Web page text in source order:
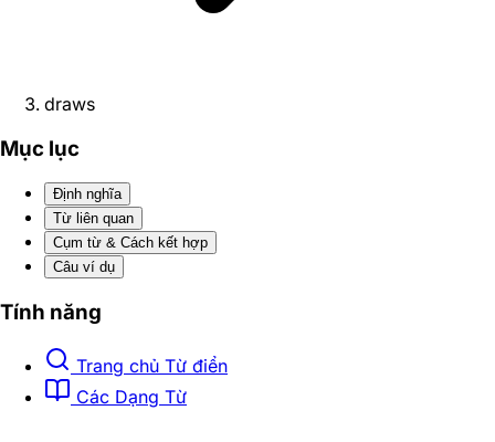
draws
Mục lục
Định nghĩa
Từ liên quan
Cụm từ & Cách kết hợp
Câu ví dụ
Tính năng
Trang chủ Từ điển
Các Dạng Từ